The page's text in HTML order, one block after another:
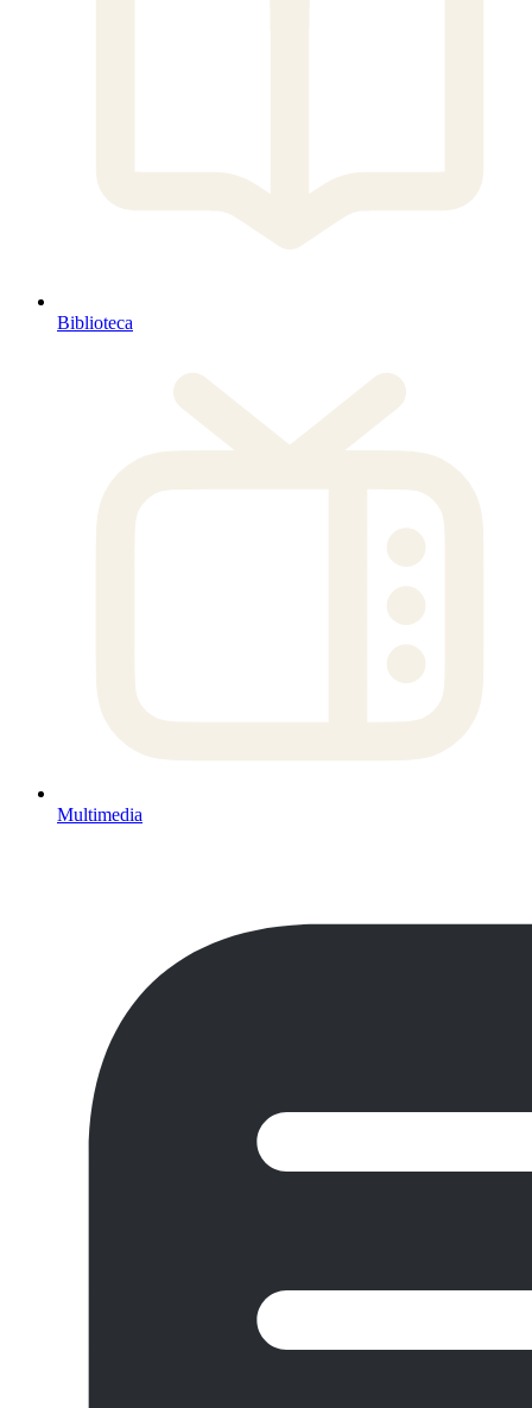
Biblioteca
Multimedia